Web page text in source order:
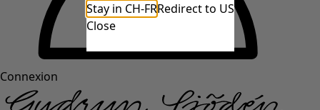
Connexion
Stay in CH-FRRedirect to US
Close